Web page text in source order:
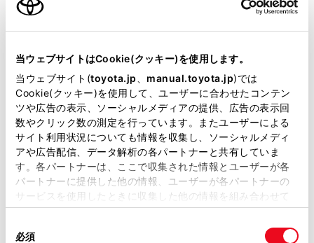
当ウェブサイトはCookie(クッキー)を使用します。
当ウェブサイト(toyota.jp manual.toyota.jp)では
Cookie(クッキー)を使用して、ユーザーに合わせたコンテン
ツや広告の表示、ソーシャルメディアの提供、広告の表示回
数やクリック数の測定を行っています。またユーザーによる
サイト利用状況についても情報を収集し、ソーシャルメディ
アや広告配信、データ解析の各パートナーと共有していま
す。各パートナーは、ここで収集された情報とユーザーが各
パートナーに提供した他の情報、ユーザーが各パートナーの
サービスを使用したときに収集した他の情報を組み合わせて
使用することがあります。当ウェブサイトの使用を続行する
必須
リコール等情報はこちら
チャットでお問い合わせ
受付：10:00～18:00
（長期連休などの当社指定日を除く）